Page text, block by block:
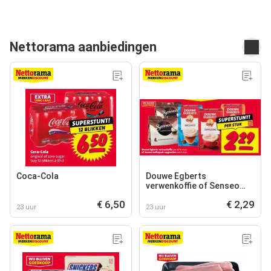
Nettorama aanbiedingen
Coca-Cola
23 uur € 6,50
Douwe Egberts
verwenkoffie of Senseo
23 uur € 2,29